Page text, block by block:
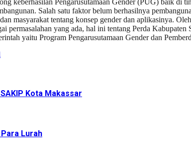
keberhasilan Pengarusutamaan Gender (PUG) baik di
Salah satu faktor belum berhasilnya
masyarakat tentang konsep gender dan aplikasinya.
permasalahan yang ada, hal ini tentang Perda
yaitu Program Pengarusutamaan Gender dan
Kota Makassar
Lurah